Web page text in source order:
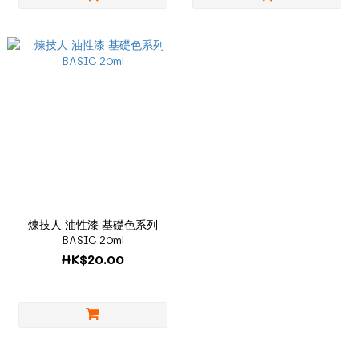
煉技人 油性漆 基礎色系列
BASIC 20ml
HK$20.00